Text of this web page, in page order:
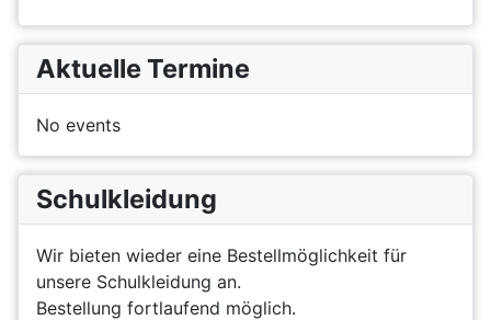
Aktuelle Termine
No events
Schulkleidung
Wir bieten wieder eine Bestellmöglichkeit für
unsere Schulkleidung an.
Bestellung fortlaufend möglich.